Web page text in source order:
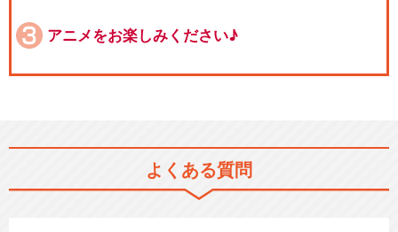
アニメをお楽しみください♪
よくある質問